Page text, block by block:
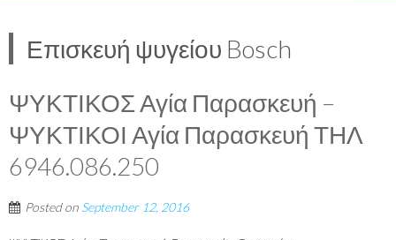
Επισκευή ψυγείου Bosch
ΨΥΚΤΙΚΟΣ Αγία Παρασκευή –
ΨΥΚΤΙΚΟΙ Αγία Παρασκευή ΤΗΛ
6946.086.250
Posted on September 12, 2016